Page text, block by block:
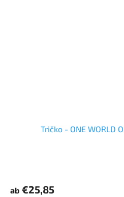
Tričko - ONE WORLD
ab €25,85